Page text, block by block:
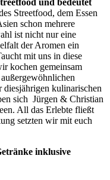
Streetfood, dem Essen
schon mehrere
ist nicht nur eine
der Aromen ein
mit uns in diese
kochen gemeinsam
kulinarischen
sich Jürgen & Christian
All das Erlebte fließt
setzten wir mit euch
inklusive